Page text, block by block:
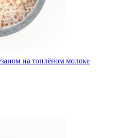
на топлёном молоке